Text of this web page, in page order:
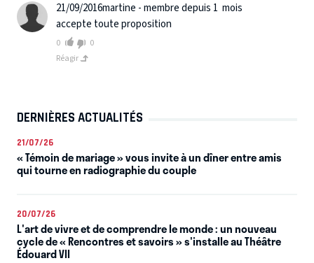
21/09/2016martine - membre depuis 1 mois
accepte toute proposition
0
0
Réagir
DERNIÈRES ACTUALITÉS
21/07/26
« Témoin de mariage » vous invite à un dîner entre amis
qui tourne en radiographie du couple
20/07/26
L'art de vivre et de comprendre le monde : un nouveau
cycle de « Rencontres et savoirs » s'installe au Théâtre
Édouard VII